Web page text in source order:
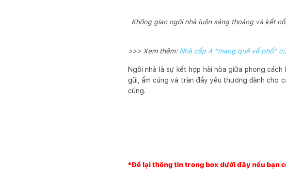
Không gian ngôi nhà luôn sáng thoáng và kết
>>> Xem thêm: Nhà cấp 4 “mang quê về phố”
Ngôi nhà là sự kết hợp hài hòa giữa phong
gũi, ấm cúng và tràn đầy yêu thương dành cho
cúng.
*Để lại thông tin trong box dưới đây nếu bạn